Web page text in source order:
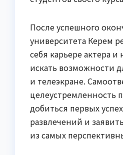
После успешного
университета Керем
себя карьере актера и
искать возможности
и телеэкране.
целеустремленность
добиться первых
развлечений и
из самых